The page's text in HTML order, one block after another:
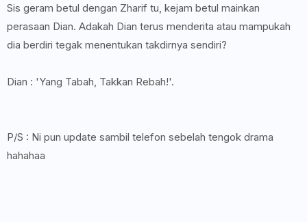
Sis geram betul dengan Zharif tu, kejam betul mainkan
perasaan Dian. Adakah Dian terus menderita atau mampukah
dia berdiri tegak menentukan takdirnya sendiri?
Dian : 'Yang Tabah, Takkan Rebah!'.
P/S : Ni pun update sambil telefon sebelah tengok drama
hahahaa